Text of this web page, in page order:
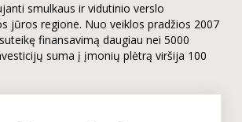
smulkaus ir vidutinio verslo
jūros regione. Nuo veiklos pradžios 2007
finansavimą daugiau nei 5000
suma į įmonių plėtrą viršija 100